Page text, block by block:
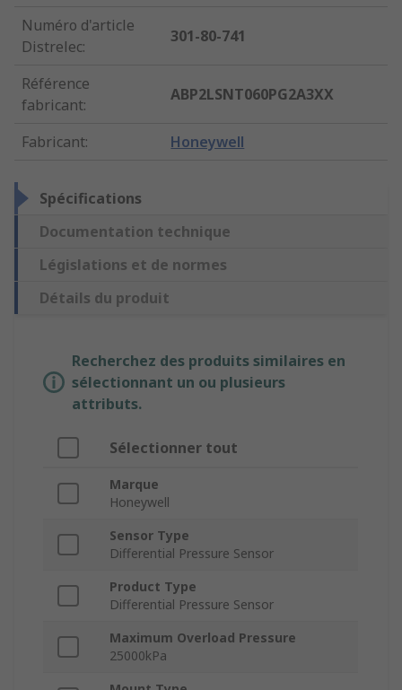
Numéro d'article
Distrelec:
301-80-741
Référence
fabricant:
ABP2LSNT060PG2A3XX
Fabricant: Honeywell
Spécifications
Documentation technique
Législations et de normes
Détails du produit
Recherchez des produits similaires en
sélectionnant un ou plusieurs
attributs.
Sélectionner tout
Marque
Honeywell
Sensor Type
Differential Pressure Sensor
Product Type
Differential Pressure Sensor
Maximum Overload Pressure
25000kPa